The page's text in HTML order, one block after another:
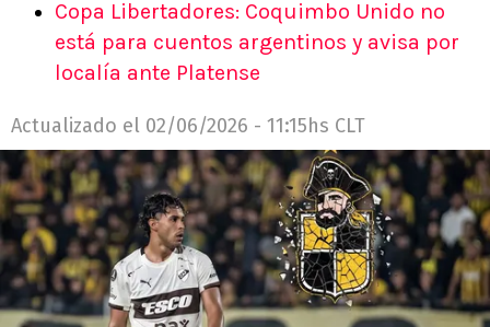
Copa Libertadores: Coquimbo Unido no
está para cuentos argentinos y avisa por
localía ante Platense
Actualizado el 02/06/2026 - 11:15hs CLT